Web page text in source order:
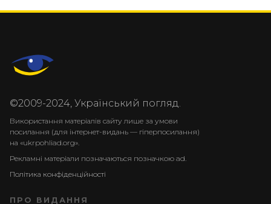
©2009-2024, Український погляд.
Використання матеріалів сайту лише за умови
посилання (для інтернет-видань — гіперпосилання)
на «ukrpohliad.org».
Рекламні матеріали позначаються позначкою ad.
Політика конфіденційності
ПРО ВИДАННЯ